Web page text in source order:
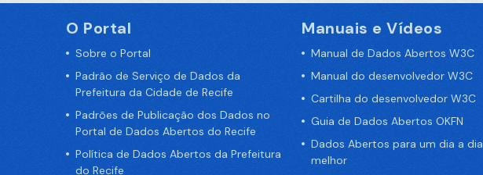
O Portal
Sobre o Portal
Padrão de Serviço de Dados da
Prefeitura da Cidade de Recife
Padrões de Publicação dos Dados no
Portal de Dados Abertos do Recife
Política de Dados Abertos da Prefeitura
do Recife
Manuais e Vídeos
Manual de Dados Abertos W3C
Manual do desenvolvedor W3C
Cartilha do desenvolvedor W3C
Guia de Dados Abertos OKFN
Dados Abertos para um dia a dia
melhor